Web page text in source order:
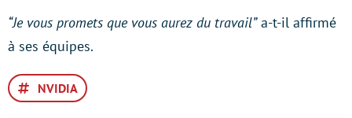
“Je vous promets que vous aurez du travail”a-t-il affirmé
à ses équipes.
NVIDIA